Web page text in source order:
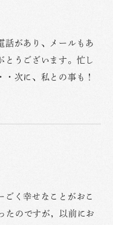
話があり、メールもあ
とうございます。忙し
次に、私との事も！
ごく幸せなことがおこ
たのですが，以前にお